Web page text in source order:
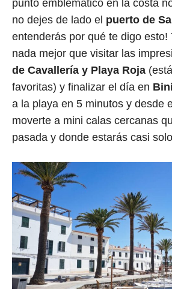
punto emblemático en la costa
no dejes de lado el puerto de
entenderás por qué te digo esto!
nada mejor que visitar las
de Cavallería y Playa Roja
favoritas) y finalizar el día en
a la playa en 5 minutos y desde
moverte a mini calas cercanas
pasada y donde estarás casi